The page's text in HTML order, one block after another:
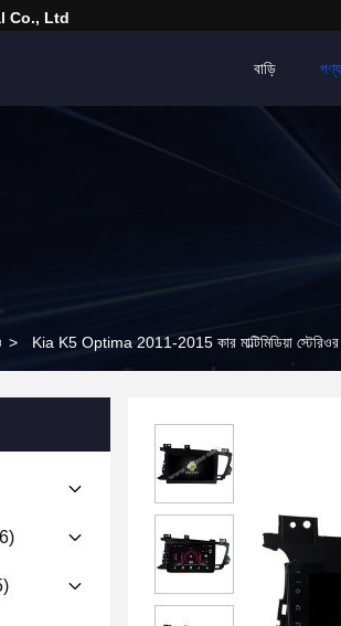
Co., Ltd
বাড়ি পণ্য
> Kia K5 Optima 2011-2015 কার মাল্টিমিডিয়া